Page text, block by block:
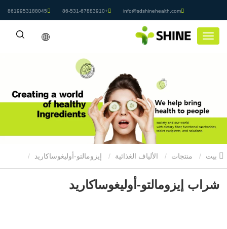
info@sdshinehealth.com
+86-531-67883910
8619953188045
منتجات الألياف الغذائية إيزومالتو-أوليغوساكاريد
شراب إيزومالتو-أوليغوساكاريد
شراب إيزومالتو-أوليغوساكاريد